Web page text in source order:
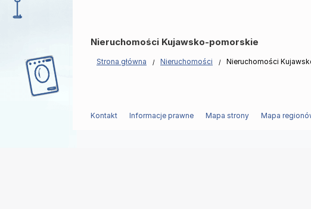
Nieruchomości Kujawsko-pomorskie
Strona główna Nieruchomości Nieruchomości
Kontakt Informacje prawne Mapa strony Mapa